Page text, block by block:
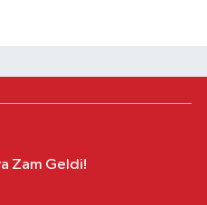
Zam Geldi!